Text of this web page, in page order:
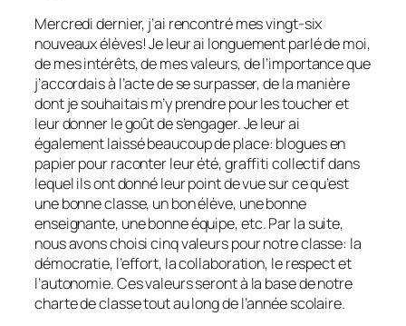
Mercredi dernier, j’ai rencontré mes vingt-six
nouveaux élèves! Je leur ai longuement parlé de moi,
de mes intérêts, de mes valeurs, de l’importance que
j’accordais à l’acte de se surpasser, de la manière
dont je souhaitais m’y prendre pour les toucher et
leur donner le goût de s’engager. Je leur ai
également laissé beaucoup de place: blogues en
papier pour raconter leur été, graffiti collectif dans
lequel ils ont donné leur point de vue sur ce qu’est
une bonne classe, un bon élève, une bonne
enseignante, une bonne équipe, etc. Par la suite,
nous avons choisi cinq valeurs pour notre classe: la
démocratie, l’effort, la collaboration, le respect et
l’autonomie. Ces valeurs seront à la base de notre
charte de classe tout au long de l’année scolaire.